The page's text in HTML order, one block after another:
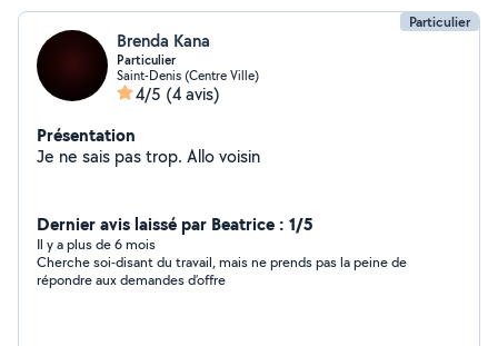
Particulier
Brenda Kana
Particulier
Saint-Denis (Centre Ville)
4/5 (4 avis)
Présentation
Je ne sais pas trop. Allo voisin
Dernier avis laissé par Beatrice : 1/5
Il y a plus de 6 mois
Cherche soi-disant du travail, mais ne prends pas la peine de
répondre aux demandes d’offre